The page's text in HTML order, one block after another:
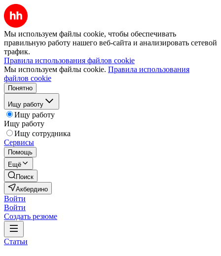
Мы используем файлы cookie, чтобы обеспечивать
правильную работу нашего веб-сайта и анализировать сетевой
трафик.
Правила использования файлов cookie
Мы используем файлы cookie. Правила использования
файлов cookie
Понятно
Ищу работу
Ищу работу
Ищу работу
Ищу сотрудника
Сервисы
Помощь
Ещё
Поиск
Акбердино
Войти
Войти
Создать резюме
Статьи